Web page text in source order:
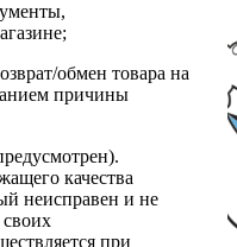
обмен товара на
причины
качества
неисправен и не
при